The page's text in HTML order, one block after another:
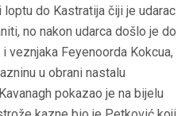
do Kastratija čiji je udarac
no nakon udarca došlo je do
veznjaka Feyenoorda Kokcua,
u obrani nastalu
pokazao je na bijelu